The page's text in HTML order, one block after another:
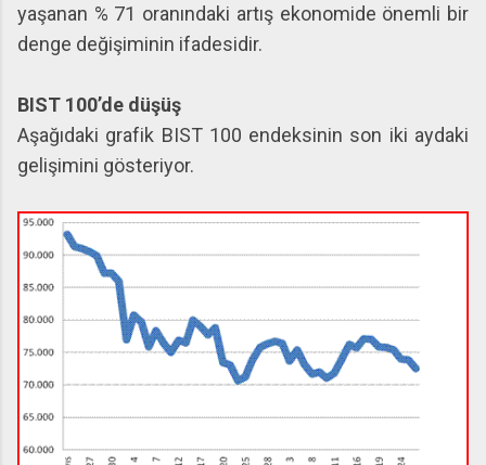
yaşanan % 71 oranındaki artış ekonomide önemli bir
denge değişiminin ifadesidir.
BIST 100’de düşüş
Aşağıdaki grafik BIST 100 endeksinin son iki aydaki
gelişimini gösteriyor.